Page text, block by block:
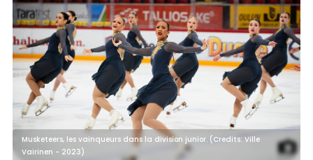
Musketeers, les vainqueurs dans la division junior. (Credits: Ville
Vairinen - 2023)